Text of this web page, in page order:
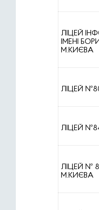
ЛІЦЕЙ
ІМЕНІ
М.КИЄВА
ЛІЦЕЙ
ЛІЦЕЙ
ЛІЦЕЙ №
М.КИЄВА